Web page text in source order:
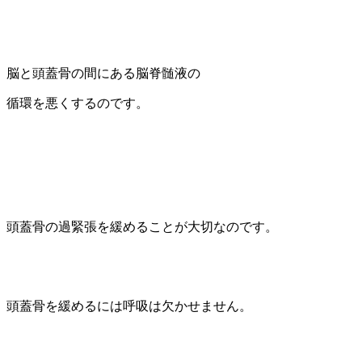
脳と頭蓋骨の間にある脳脊髄液の
循環を悪くするのです。
頭蓋骨の過緊張を緩めることが大切なのです。
頭蓋骨を緩めるには呼吸は欠かせません。